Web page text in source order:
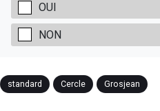
OUI
NON
standard Cercle Grosjean